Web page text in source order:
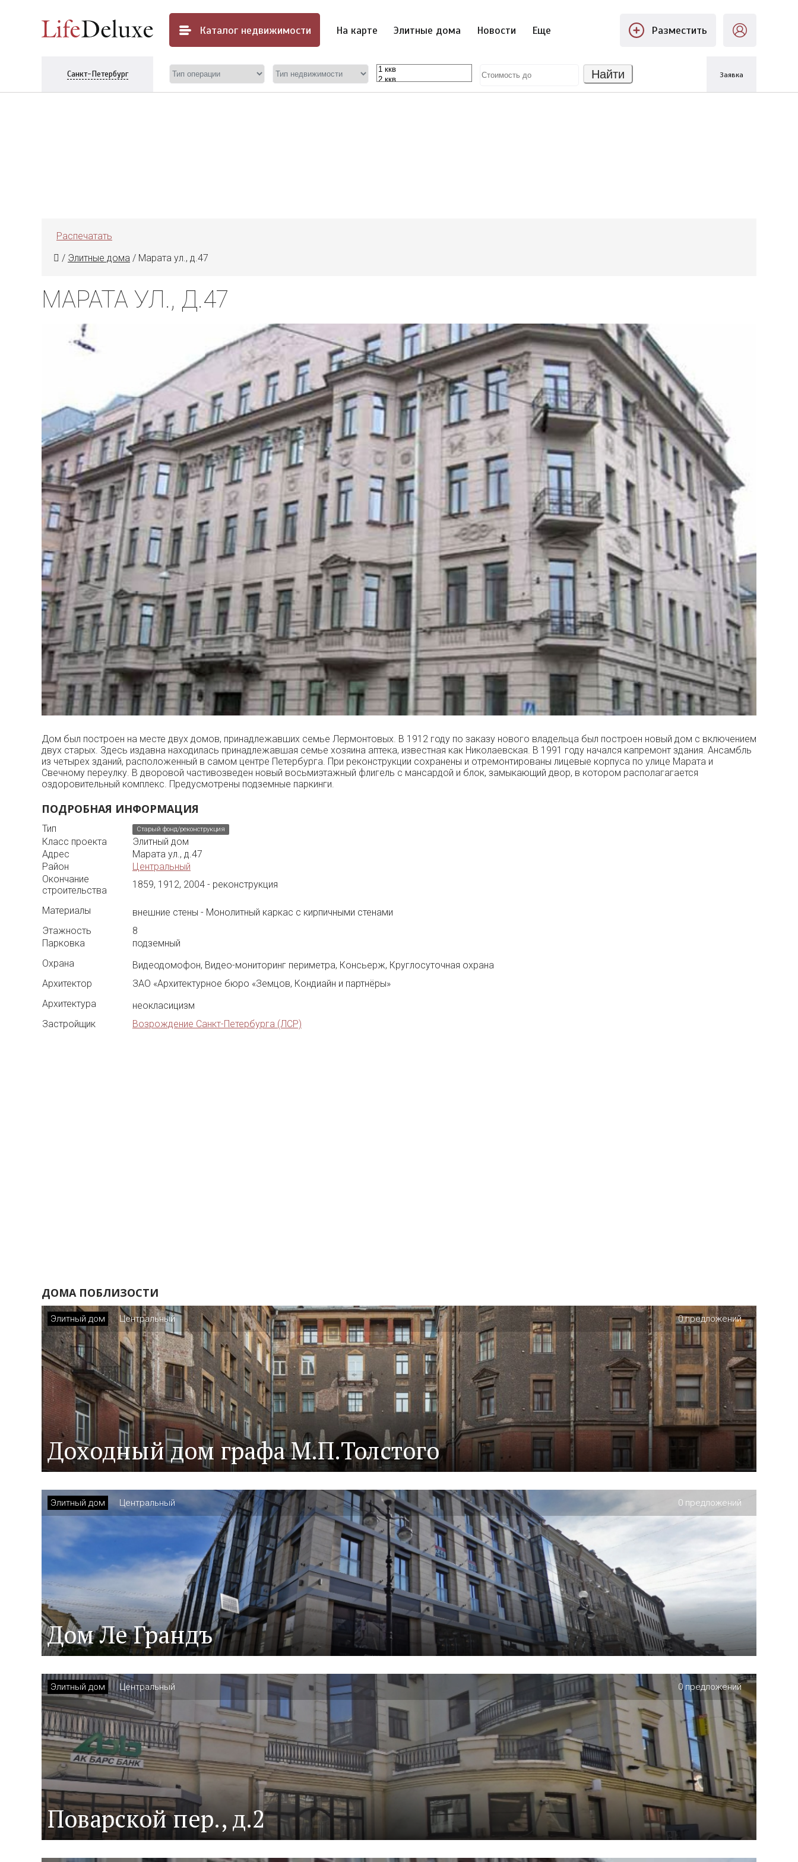
Каталог недвижимости На карте Элитные дома Новости Еще Разместить
Санкт-Петербург Найти Заявка
Распечатать
/ Элитные дома / Марата ул., д.47
МАРАТА УЛ., Д.47
Дом был построен на месте двух домов, принадлежавших семье Лермонтовых. В 1912 году по заказу нового владельца был построен новый дом с включением
двух старых. Здесь издавна находилась принадлежавшая семье хозяина аптека, известная как Николаевская. В 1991 году начался капремонт здания. Ансамбль
из четырех зданий, расположенный в самом центре Петербурга. При реконструкции сохранены и отремонтированы лицевые корпуса по улице Марата и
Свечному переулку. В дворовой частивозведен новый восьмиэтажный флигель с мансардой и блок, замыкающий двор, в котором располагагается
оздоровительный комплекс. Предусмотрены подземные паркинги.
ПОДРОБНАЯ ИНФОРМАЦИЯ
Тип Старый фонд/реконструкция
Класс проекта
Элитный дом
Адрес
Марата ул., д.47
Район
Центральный
Окончание
строительства
1859, 1912, 2004 - реконструкция
Материалы
внешние стены - Монолитный каркас с кирпичными стенами
Этажность
8
Парковка
подземный
Охрана
Видеодомофон, Видео-мониторинг периметра, Консьерж, Круглосуточная охрана
Архитектор
ЗАО «Архитектурное бюро «Земцов, Кондиайн и партнёры»
Архитектура
неокласицизм
Застройщик
Возрождение Санкт-Петербурга (ЛСР)
ДОМА ПОБЛИЗОСТИ
Элитный дом Центральный 0 предложений
Доходный дом графа М.П.Толстого
Элитный дом Центральный 0 предложений
Дом Ле Грандъ
Элитный дом Центральный 0 предложений
Поварской пер., д.2